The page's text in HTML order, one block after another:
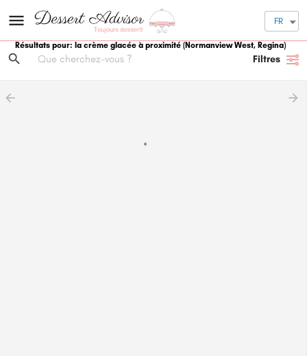
FR
Résultats pour: la crème glacée à proximité (Normanview West, Regina)
Filtres
arrow_backward arrow_forward